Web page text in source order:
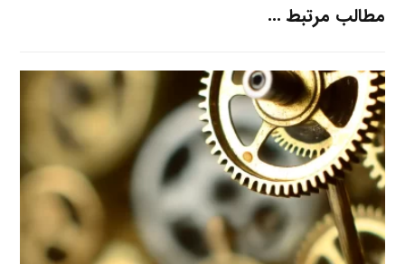
مطالب مرتبط ...